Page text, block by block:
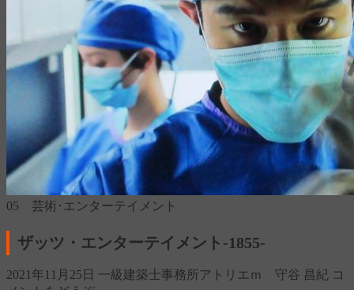
05 芸術･エンターテイメント
ザッツ・エンターテイメント‐1855‐
2021年11月25日 一級建築士事務所アトリエｍ 守谷 昌紀 コ